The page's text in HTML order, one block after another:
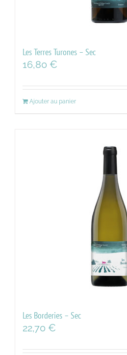
Les Terres Turones – Sec
16,80 €
Ajouter au panier
Les Borderies – Sec
22,70 €